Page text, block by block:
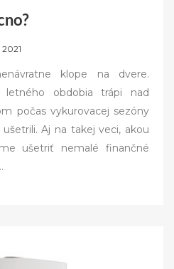
2021
klope na dvere.
obdobia trápi nad
počas vykurovacej sezóny
Aj na takej veci, akou
ušetriť nemalé finančné